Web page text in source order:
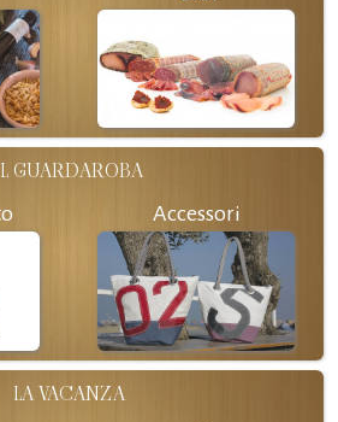
GUARDAROBA
Accessori
LA VACANZA